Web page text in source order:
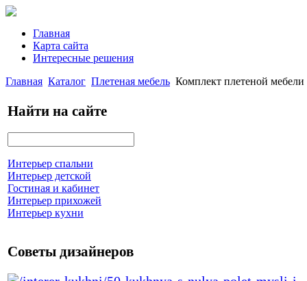
Главная
Карта сайта
Интересные решения
Главная Каталог Плетеная мебель Комплект плетеной
Найти на сайте
Интерьер спальни
Интерьер детской
Гостиная и кабинет
Интерьер прихожей
Интерьер кухни
Советы дизайнеров